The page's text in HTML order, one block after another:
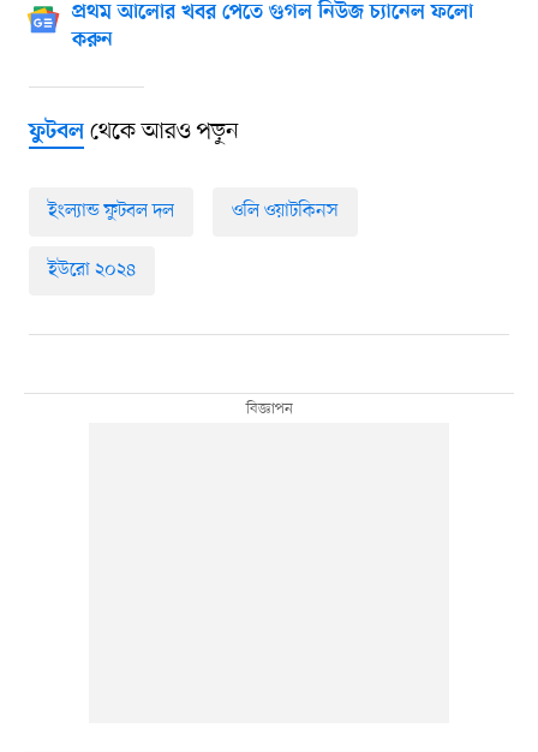
প্রথম আলোর খবর পেতে গুগল নিউজ চ্যানেল ফলো
করুন
ফুটবলথেকে আরও পড়ুন
ইংল্যান্ড ফুটবল দল ওলি ওয়াটকিনস
ইউরো ২০২৪